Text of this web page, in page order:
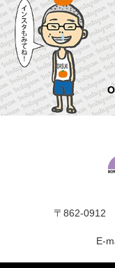
〒862-0912
E-